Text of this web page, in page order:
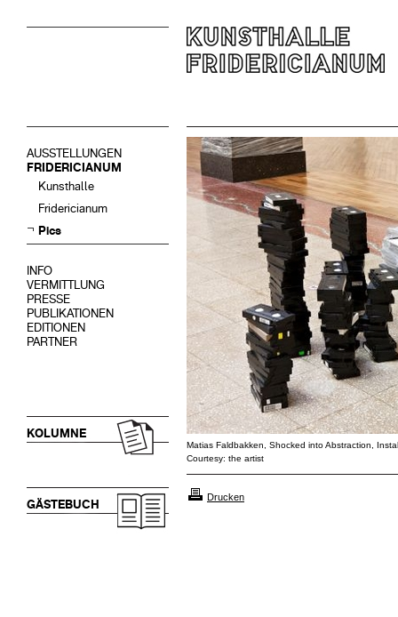
AUSSTELLUNGEN
FRIDERICIANUM
Kunsthalle
Fridericianum
Pics
INFO
VERMITTLUNG
PRESSE
PUBLIKATIONEN
EDITIONEN
PARTNER
KOLUMNE
GÄSTEBUCH
Matias Faldbakken, Shocked into Abstraction,
Courtesy: the artist
Drucken